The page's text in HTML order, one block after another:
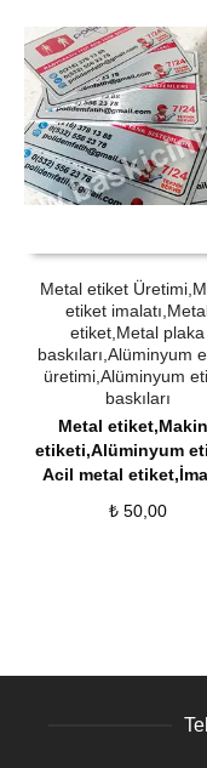
Metal etiket
etiket
etiket,Metal plaka
baskıları,Alüminyum
üretimi,Alüminyum
baskıları
Metal
etiketi,Alüminyum
Acil metal
₺50,00